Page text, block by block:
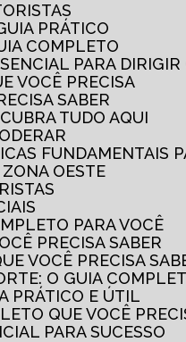
PRÁTICO
COMPLETO
PARA
VOCÊ PRECISA
SABER
TUDO AQUI
FUNDAMENTAIS
OESTE
PARA VOCÊ
PRECISA SABER
VOCÊ PRECISA
O GUIA
PRÁTICO E ÚTIL
QUE VOCÊ
PARA SUCESSO